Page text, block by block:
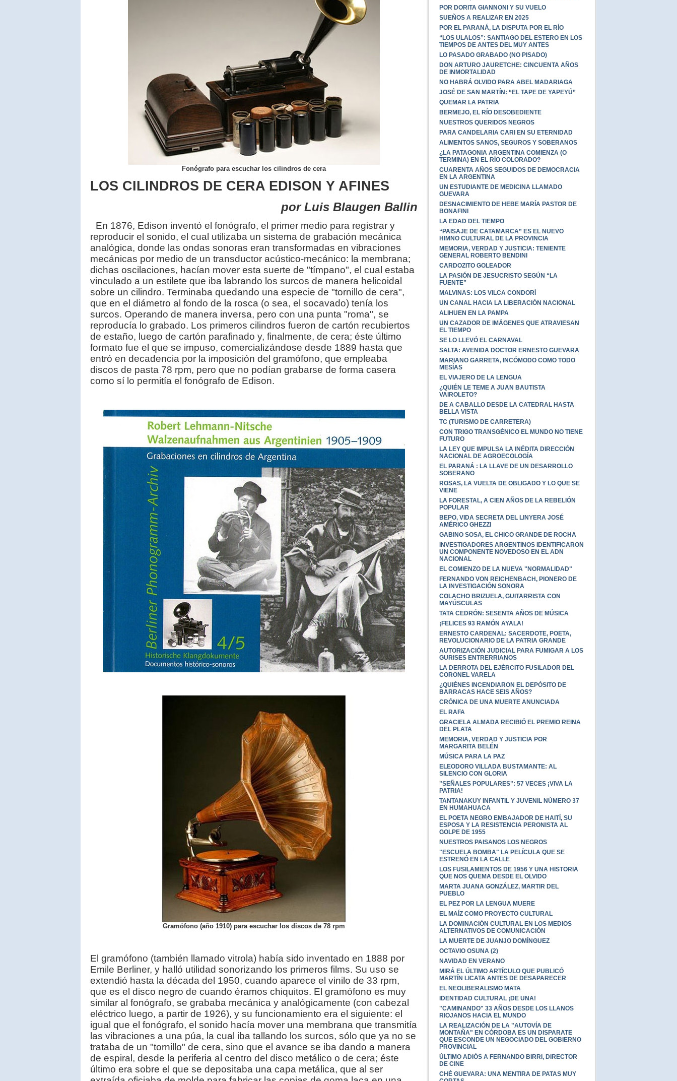
Fonógrafo para escuchar los cilindros de cera
LOS CILINDROS DE CERA EDISON Y AFINES
por Luis Blaugen Ballin
En 1876, Edison inventó el fonógrafo, el primer medio para registrar y
reproducir el sonido, el cual utilizaba un sistema de grabación mecánica
analógica, donde las ondas sonoras eran transformadas en vibraciones
mecánicas por medio de un transductor acústico-mecánico: la membrana;
dichas oscilaciones, hacían mover esta suerte de "tímpano", el cual estaba
vinculado a un estilete que iba labrando los surcos de manera helicoidal
sobre un cilindro. Terminaba quedando una especie de "tornillo de cera",
que en el diámetro al fondo de la rosca (o sea, el socavado) tenía los
surcos. Operando de manera inversa, pero con una punta "roma", se
reproducía lo grabado. Los primeros cilindros fueron de cartón recubiertos
de estaño, luego de cartón parafinado y, finalmente, de cera; éste último
formato fue el que se impuso, comercializándose desde 1889 hasta que
entró en decadencia por la imposición del gramófono, que empleaba
discos de pasta 78 rpm, pero que no podían grabarse de forma casera
como sí lo permitía el fonógrafo de Edison.
Gramófono (año 1910) para escuchar los discos de 78 rpm
El gramófono (también llamado vitrola) había sido inventado en 1888 por
Emile Berliner, y halló utilidad sonorizando los primeros films. Su uso se
extendió hasta la década del 1950, cuando aparece el vinilo de 33 rpm,
que es el disco negro de cuando éramos chiquitos. El gramófono es muy
similar al fonógrafo, se grababa mecánica y analógicamente (con cabezal
eléctrico luego, a partir de 1926), y su funcionamiento era el siguiente: el
igual que el fonógrafo, el sonido hacía mover una membrana que transmitía
las vibraciones a una púa, la cual iba tallando los surcos, sólo que ya no se
trataba de un "tornillo" de cera, sino que el avance se iba dando a manera
de espiral, desde la periferia al centro del disco metálico o de cera; éste
último era sobre el que se depositaba una capa metálica, que al ser
POR DORITA GIANNONI Y SU VUELO
SUEÑOS A REALIZAR EN 2025
POR EL PARANÁ, LA DISPUTA POR EL RÍO
“LOS ULALOS”: SANTIAGO DEL ESTERO EN LOS
TIEMPOS DE ANTES DEL MUY ANTES
LO PASADO GRABADO (NO PISADO)
DON ARTURO JAURETCHE: CINCUENTA AÑOS
DE INMORTALIDAD
NO HABRÁ OLVIDO PARA ABEL MADARIAGA
JOSÉ DE SAN MARTÍN: “EL TAPE DE YAPEYÚ”
QUEMAR LA PATRIA
BERMEJO, EL RÍO DESOBEDIENTE
NUESTROS QUERIDOS NEGROS
PARA CANDELARIA CARI EN SU ETERNIDAD
ALIMENTOS SANOS, SEGUROS Y SOBERANOS
¿LA PATAGONIA ARGENTINA COMIENZA (O
TERMINA) EN EL RÍO COLORADO?
CUARENTA AÑOS SEGUIDOS DE DEMOCRACIA
EN LA ARGENTINA
UN ESTUDIANTE DE MEDICINA LLAMADO
GUEVARA
DESNACIMIENTO DE HEBE MARÍA PASTOR DE
BONAFINI
LA EDAD DEL TIEMPO
“PAISAJE DE CATAMARCA” ES EL NUEVO
HIMNO CULTURAL DE LA PROVINCIA
MEMORIA, VERDAD Y JUSTICIA: TENIENTE
GENERAL ROBERTO BENDINI
CARDOZITO GOLEADOR
LA PASIÓN DE JESUCRISTO SEGÚN “LA
FUENTE”
MALVINAS: LOS VILCA CONDORÍ
UN CANAL HACIA LA LIBERACIÓN NACIONAL
ALIHUEN EN LA PAMPA
UN CAZADOR DE IMÁGENES QUE ATRAVIESAN
EL TIEMPO
SE LO LLEVÓ EL CARNAVAL
SALTA: AVENIDA DOCTOR ERNESTO GUEVARA
MARIANO GARRETA, INCÓMODO COMO TODO
MESÍAS
EL VIAJERO DE LA LENGUA
¿QUIÉN LE TEME A JUAN BAUTISTA
VAIROLETO?
DE A CABALLO DESDE LA CATEDRAL HASTA
BELLA VISTA
TC (TURISMO DE CARRETERA)
CON TRIGO TRANSGÉNICO EL MUNDO NO TIENE
FUTURO
LA LEY QUE IMPULSA LA INÉDITA DIRECCIÓN
NACIONAL DE AGROECOLOGÍA
EL PARANÁ : LA LLAVE DE UN DESARROLLO
SOBERANO
ROSAS, LA VUELTA DE OBLIGADO Y LO QUE SE
VIENE
LA FORESTAL, A CIEN AÑOS DE LA REBELIÓN
POPULAR
BEPO, VIDA SECRETA DEL LINYERA JOSÉ
AMÉRICO GHEZZI
GABINO SOSA, EL CHICO GRANDE DE ROCHA
INVESTIGADORES ARGENTINOS IDENTIFICARON
UN COMPONENTE NOVEDOSO EN EL ADN
NACIONAL
EL COMIENZO DE LA NUEVA "NORMALIDAD"
FERNANDO VON REICHENBACH, PIONERO DE
LA INVESTIGACIÓN SONORA
COLACHO BRIZUELA, GUITARRISTA CON
MAYÚSCULAS
TATA CEDRÓN: SESENTA AÑOS DE MÚSICA
¡FELICES 93 RAMÓN AYALA!
ERNESTO CARDENAL: SACERDOTE, POETA,
REVOLUCIONARIO DE LA PATRIA GRANDE
AUTORIZACIÓN JUDICIAL PARA FUMIGAR A LOS
GURISES ENTRERRIANOS
LA DERROTA DEL EJÉRCITO FUSILADOR DEL
CORONEL VARELA
¿QUIÉNES INCENDIARON EL DEPÓSITO DE
BARRACAS HACE SEIS AÑOS?
CRÓNICA DE UNA MUERTE ANUNCIADA
EL RAFA
GRACIELA ALMADA RECIBIÓ EL PREMIO REINA
DEL PLATA
MEMORIA, VERDAD Y JUSTICIA POR
MARGARITA BELÉN
MÚSICA PARA LA PAZ
ELEODORO VILLADA BUSTAMANTE: AL
SILENCIO CON GLORIA
"SEÑALES POPULARES": 57 VECES ¡VIVA LA
PATRIA!
TANTANAKUY INFANTIL Y JUVENIL NÚMERO 37
EN HUMAHUACA
EL POETA NEGRO EMBAJADOR DE HAITÍ, SU
ESPOSA Y LA RESISTENCIA PERONISTA AL
GOLPE DE 1955
NUESTROS PAISANOS LOS NEGROS
"ESCUELA BOMBA" LA PELÍCULA QUE SE
ESTRENÓ EN LA CALLE
LOS FUSILAMIENTOS DE 1956 Y UNA HISTORIA
QUE NOS QUEMA DESDE EL OLVIDO
MARTA JUANA GONZÁLEZ, MARTIR DEL
PUEBLO
EL PEZ POR LA LENGUA MUERE
EL MAÍZ COMO PROYECTO CULTURAL
LA DOMINACIÓN CULTURAL EN LOS MEDIOS
ALTERNATIVOS DE COMUNICACIÓN
LA MUERTE DE JUANJO DOMÍNGUEZ
OCTAVIO OSUNA (2)
NAVIDAD EN VERANO
MIRÁ EL ÚLTIMO ARTÍCULO QUE PUBLICÓ
MARTÍN LICATA ANTES DE DESAPARECER
EL NEOLIBERALISMO MATA
IDENTIDAD CULTURAL ¡DE UNA!
"CAMINANDO" 33 AÑOS DESDE LOS LLANOS
RIOJANOS HACIA EL MUNDO
LA REALIZACIÓN DE LA "AUTOVÍA DE
MONTAÑA" EN CÓRDOBA ES UN DISPARATE
QUE ESCONDE UN NEGOCIADO DEL GOBIERNO
PROVINCIAL
ÚLTIMO ADIÓS A FERNANDO BIRRI, DIRECTOR
DE CINE
CHÉ GUEVARA: UNA MENTIRA DE PATAS MUY